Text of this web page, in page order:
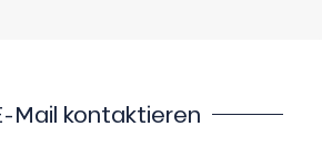
Mail kontaktieren